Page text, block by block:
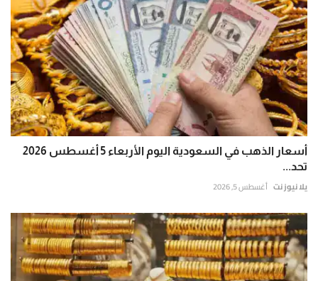
أسعار الذهب في السعودية اليوم الأربعاء 5 أغسطس 2026
تحد...
يلا نيوز نت أغسطس 5, 2026